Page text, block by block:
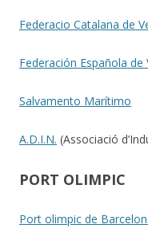
Federacio Catalana de
Federación Española de
Salvamento Marítimo
A.D.I.N. (Associació
PORT OLIMPIC
Port olimpic de